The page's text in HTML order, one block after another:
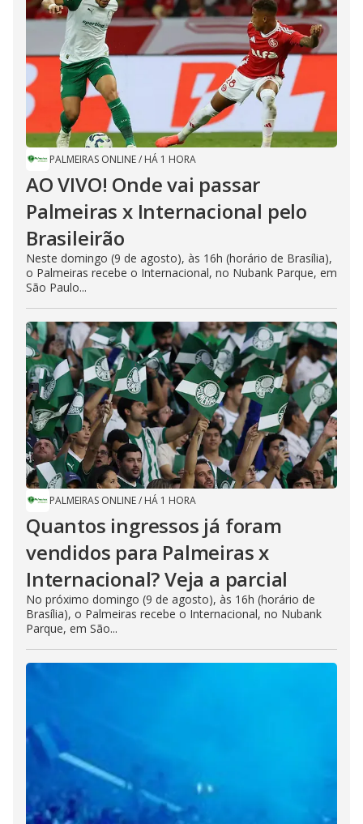
PALMEIRAS ONLINE/ HÁ 1 HORA
AO VIVO! Onde vai passar
Palmeiras x Internacional pelo
Brasileirão
Neste domingo (9 de agosto), às 16h (horário de Brasília),
o Palmeiras recebe o Internacional, no Nubank Parque, em
São Paulo...
PALMEIRAS ONLINE/ HÁ 1 HORA
Quantos ingressos já foram
vendidos para Palmeiras x
Internacional? Veja a parcial
No próximo domingo (9 de agosto), às 16h (horário de
Brasília), o Palmeiras recebe o Internacional, no Nubank
Parque, em São...